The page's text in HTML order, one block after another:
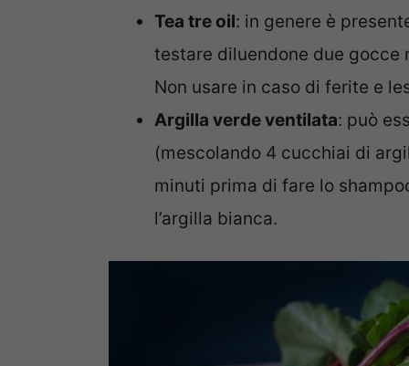
Tea tre oil: in genere è
testare diluendone due gocce
Non usare in caso di ferite e
Argilla verde ventilata: può
(mescolando 4 cucchiai di
minuti prima di fare lo
l’argilla bianca.